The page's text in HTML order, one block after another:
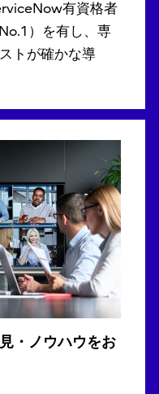
有資格者
）を有し、専
トが確かな導
・ノウハウをお